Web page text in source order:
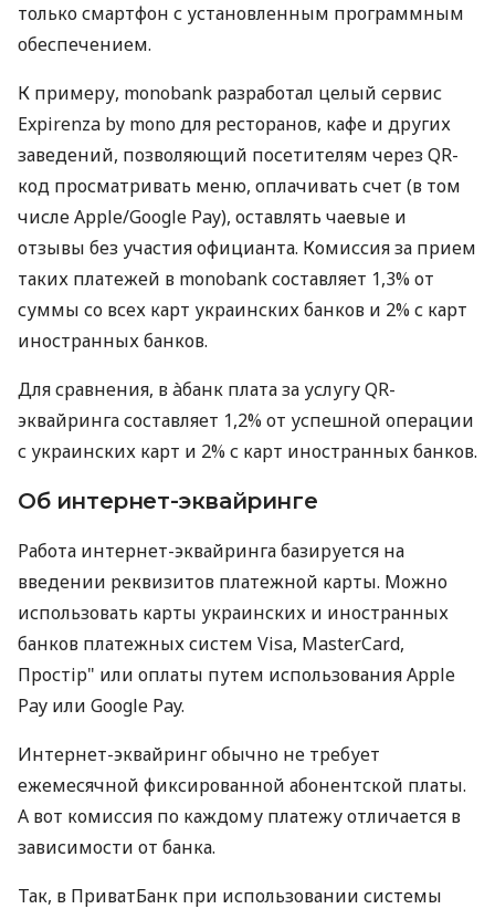
только смартфон с установленным программным
обеспечением.
К примеру, monobank разработал целый сервис
Expirenza by mono для ресторанов, кафе и других
заведений, позволяющий посетителям через QR-
код просматривать меню, оплачивать счет (в том
числе Apple/Google Pay), оставлять чаевые и
отзывы без участия официанта. Комиссия за прием
таких платежей в monobank составляет 1,3% от
суммы со всех карт украинских банков и 2% с карт
иностранных банков.
Для сравнения, в àбанк плата за услугу QR-
эквайринга составляет 1,2% от успешной операции
с украинских карт и 2% с карт иностранных банков.
Об интернет-эквайринге
Работа интернет-эквайринга базируется на
введении реквизитов платежной карты. Можно
использовать карты украинских и иностранных
банков платежных систем Visa, MasterCard,
Простір" или оплаты путем использования Apple
Pay или Google Pay.
Интернет-эквайринг обычно не требует
ежемесячной фиксированной абонентской платы.
А вот комиссия по каждому платежу отличается в
зависимости от банка.
Так, в ПриватБанк при использовании системы